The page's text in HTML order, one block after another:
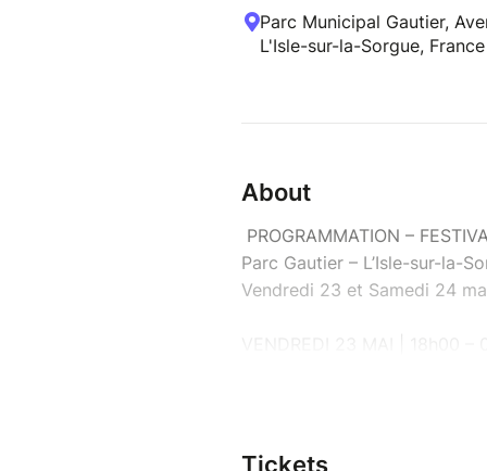
Parc Municipal Gautier,
L'Isle-sur-la-Sorgue, France
About
PROGRAMMATION –
Parc Gautier – L’Isle-sur-la-
Vendredi 23 et Samedi 24
VENDREDI 23 MAI | 18h00 –
BREAKBOT & IRFANE – TEZ
Tickets